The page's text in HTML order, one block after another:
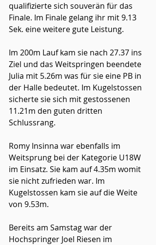
qualifizierte sich souverän für das
Finale. Im Finale gelang ihr mit 9.13
Sek. eine weitere gute Leistung.
Im 200m Lauf kam sie nach 27.37 ins
Ziel und das Weitspringen beendete
Julia mit 5.26m was für sie eine PB in
der Halle bedeutet. Im Kugelstossen
sicherte sie sich mit gestossenen
11.21m den guten dritten
Schlussrang.
Romy Insinna war ebenfalls im
Weitsprung bei der Kategorie U18W
im Einsatz. Sie kam auf 4.35m womit
sie nicht zufrieden war. Im
Kugelstossen kam sie auf die Weite
von 9.53m.
Bereits am Samstag war der
Hochspringer Joel Riesen im